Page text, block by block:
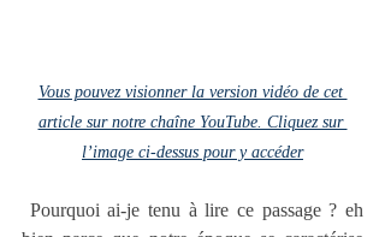
Vous pouvez visionner la version vidéo de cet
article sur notre chaîne YouTube. Cliquez sur
l’image ci-dessus pour y accéder